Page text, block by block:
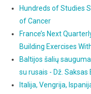
Hundreds of Studies
of Cancer
France’s Next
Building Exercises
Baltijos šalių
su rusais - Dž.
Italija, Vengrija,